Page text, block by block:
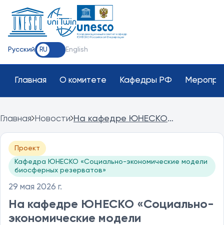
Координационный комитет кафедр
ЮНЕСКО Российской Федерации
Русский RU English
Главная О комитете Кафедры РФ
Главная Новости На кафедре ЮНЕСКО
состоялось плановое совещание
исполнителей внутреннего
Проект
Кафедра ЮНЕСКО «Социально-экономические модели
биосферных резерватов»
29 мая 2026 г.
На кафедре ЮНЕСКО «Социально-
экономические модели